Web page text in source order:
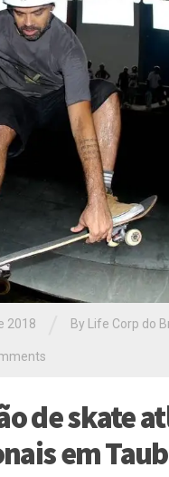
2018 By Life Corp do
de skate
em